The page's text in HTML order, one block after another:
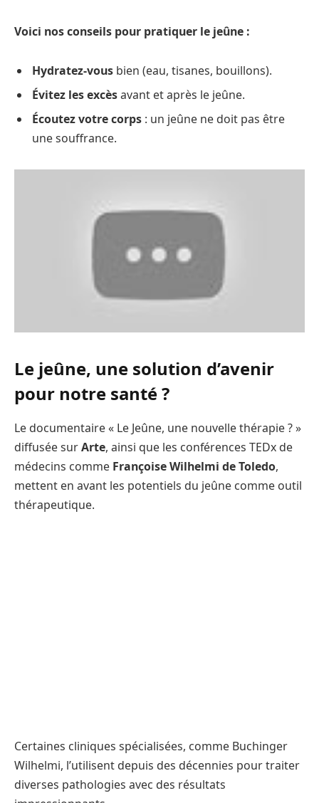
Voici nos conseils pour pratiquer le jeûne :
Hydratez-vous bien (eau, tisanes, bouillons).
Évitez les excèsavant et après le jeûne.
Écoutez votre corps : un jeûne ne doit pas être
une souffrance.
Le jeûne, une solution d’avenir
pour notre santé ?
Le documentaire « Le Jeûne, une nouvelle thérapie ? »
diffusée surArte, ainsi que les conférences TEDx de
médecins comme Françoise Wilhelmi de Toledo,
mettent en avant les potentiels du jeûne comme outil
thérapeutique.
Certaines cliniques spécialisées, comme Buchinger
Wilhelmi, l’utilisent depuis des décennies pour traiter
diverses pathologies avec des résultats